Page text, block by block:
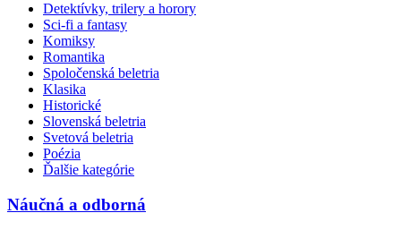
Detektívky, trilery a horory
Sci-fi a fantasy
Komiksy
Romantika
Spoločenská beletria
Klasika
Historické
Slovenská beletria
Svetová beletria
Poézia
Ďalšie kategórie
Náučná a odborná